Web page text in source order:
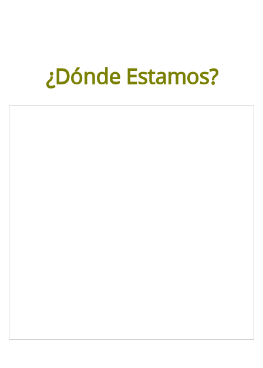
¿Dónde Estamos?